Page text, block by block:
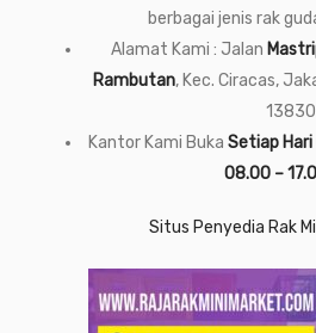
berbagai jenis rak
Alamat Kami : Jalan
Rambutan, Kec. Ciracas,
13830
Kantor Kami Buka Setiap Hari
08.00 –
Situs Penyedia Rak